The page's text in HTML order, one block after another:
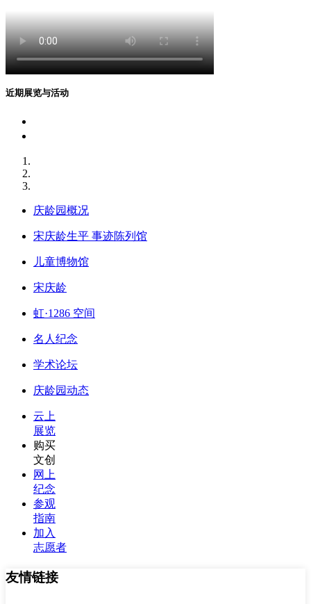
近期展览与活动
庆龄园概况
宋庆龄生平 事迹陈列馆
儿童博物馆
宋庆龄
虹·1286 空间
名人纪念
学术论坛
庆龄园动态
云上
展览
购买
文创
网上
纪念
参观
指南
加入
志愿者
友情链接